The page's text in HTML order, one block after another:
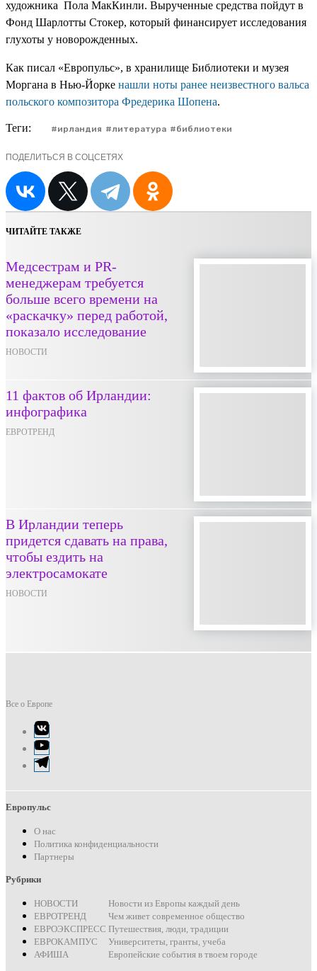
художника Пола МакКинли. Вырученные средства пойдут в
Фонд Шарлотты Стокер, который финансирует исследования
глухоты у новорожденных.
Как писал «Европульс», в хранилище Библиотеки и музея
Моргана в Нью-Йорке нашли ноты ранее неизвестного вальса
польского композитора Фредерика Шопена.
Теги: ирландия литература библиотеки
ПОДЕЛИТЬСЯ В СОЦСЕТЯХ
ЧИТАЙТЕ ТАКЖЕ
Медсестрам и PR-
менеджерам требуется
больше всего времени на
«раскачку» перед работой,
показало исследование
НОВОСТИ
11 фактов об Ирландии:
инфографика
ЕВРОТРЕНД
В Ирландии теперь
придется сдавать на права,
чтобы ездить на
электросамокате
НОВОСТИ
Все о Европе
Элемент
меню
Элемент
меню
Элемент
меню
Европульс
О нас
Политика конфиденциальности
Партнеры
Рубрики
НОВОСТИ
Новости из Европы каждый день
ЕВРОТРЕНД
Чем живет современное общество
ЕВРОЭКСПРЕСС Путешествия, люди, традиции
ЕВРОКАМПУС
Университеты, гранты, учеба
АФИША
Европейские события в твоем городе